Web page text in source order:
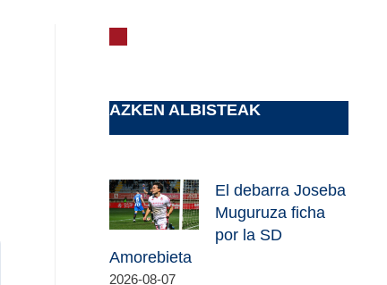
AZKEN ALBISTEAK
El debarra Joseba
Muguruza ficha
por la SD
Amorebieta
2026-08-07